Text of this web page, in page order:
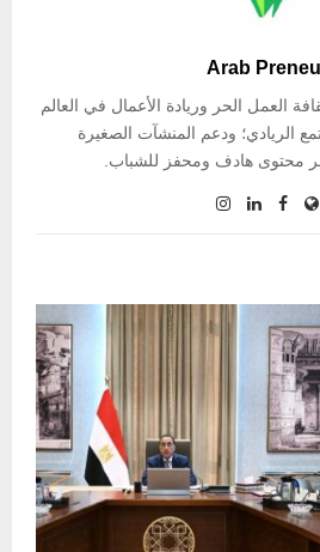
Arab
العمل الحر وريادة الأعمال في العالم
الريادي؛ ودعم المنشآت الصغيرة
محتوى هادف ومحفز للشباب.